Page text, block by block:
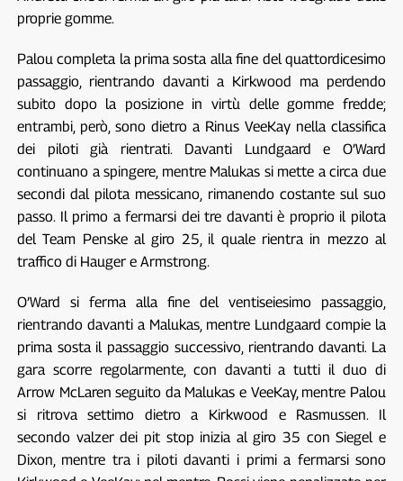
proprie gomme.
Palou completa la prima sosta alla fine del quattordicesimo
passaggio, rientrando davanti a Kirkwood ma perdendo
subito dopo la posizione in virtù delle gomme fredde;
entrambi, però, sono dietro a Rinus VeeKay nella classifica
dei piloti già rientrati. Davanti Lundgaard e O’Ward
continuano a spingere, mentre Malukas si mette a circa due
secondi dal pilota messicano, rimanendo costante sul suo
passo. Il primo a fermarsi dei tre davanti è proprio il pilota
del Team Penske al giro 25, il quale rientra in mezzo al
traffico di Hauger e Armstrong.
O’Ward si ferma alla fine del ventiseiesimo passaggio,
rientrando davanti a Malukas, mentre Lundgaard compie la
prima sosta il passaggio successivo, rientrando davanti. La
gara scorre regolarmente, con davanti a tutti il duo di
Arrow McLaren seguito da Malukas e VeeKay, mentre Palou
si ritrova settimo dietro a Kirkwood e Rasmussen. Il
secondo valzer dei pit stop inizia al giro 35 con Siegel e
Dixon, mentre tra i piloti davanti i primi a fermarsi sono